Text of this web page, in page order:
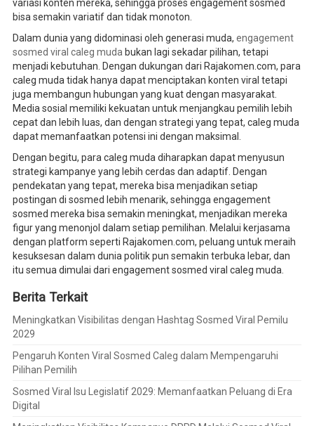
variasi konten mereka, sehingga proses engagement sosmed
bisa semakin variatif dan tidak monoton.
Dalam dunia yang didominasi oleh generasi muda, engagement
sosmed viral caleg muda bukan lagi sekadar pilihan, tetapi
menjadi kebutuhan. Dengan dukungan dari Rajakomen.com, para
caleg muda tidak hanya dapat menciptakan konten viral tetapi
juga membangun hubungan yang kuat dengan masyarakat.
Media sosial memiliki kekuatan untuk menjangkau pemilih lebih
cepat dan lebih luas, dan dengan strategi yang tepat, caleg muda
dapat memanfaatkan potensi ini dengan maksimal.
Dengan begitu, para caleg muda diharapkan dapat menyusun
strategi kampanye yang lebih cerdas dan adaptif. Dengan
pendekatan yang tepat, mereka bisa menjadikan setiap
postingan di sosmed lebih menarik, sehingga engagement
sosmed mereka bisa semakin meningkat, menjadikan mereka
figur yang menonjol dalam setiap pemilihan. Melalui kerjasama
dengan platform seperti Rajakomen.com, peluang untuk meraih
kesuksesan dalam dunia politik pun semakin terbuka lebar, dan
itu semua dimulai dari engagement sosmed viral caleg muda.
Berita Terkait
Meningkatkan Visibilitas dengan Hashtag Sosmed Viral Pemilu
2029
Pengaruh Konten Viral Sosmed Caleg dalam Mempengaruhi
Pilihan Pemilih
Sosmed Viral Isu Legislatif 2029: Memanfaatkan Peluang di Era
Digital